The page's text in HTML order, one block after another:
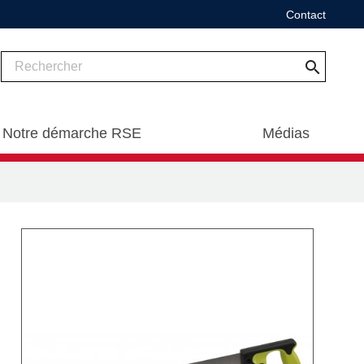
Contact
search
Notre démarche RSE Médias